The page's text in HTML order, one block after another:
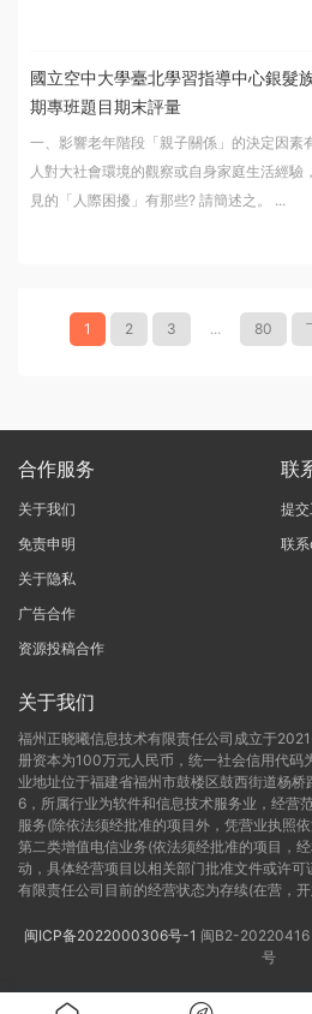
國立空中大學臺北學習指導中心銀髮
期專班題目期末評量
一、影響老年階段「親子關係」的決定因素
人對大社會環境的觀察或自身家庭生活經
見的「人際困擾」有那些? 請簡述之。 ...
1 2 3 ... 80
合作服务
关于我们
免责申明
关于隐私
广告合作
资源投稿合作
联
提
联
关于我们
福州正晓曦信息技术有限责任公司成立于
册资本为100万元人民币，统一社会信用代
业地址位于福建省福州市鼓楼区鼓西街道杨
6，所属行业为软件和信息技术服务业，经营
服务(除依法须经批准的项目外，凭营业执照
第二类增值电信业务(依法须经批准的项目，
动，具体经营项目以相关部门批准文件或许
有限责任公司目前的经营状态为存续(在营，开
闽ICP备2022000306号-1 闽B2-20220416
号